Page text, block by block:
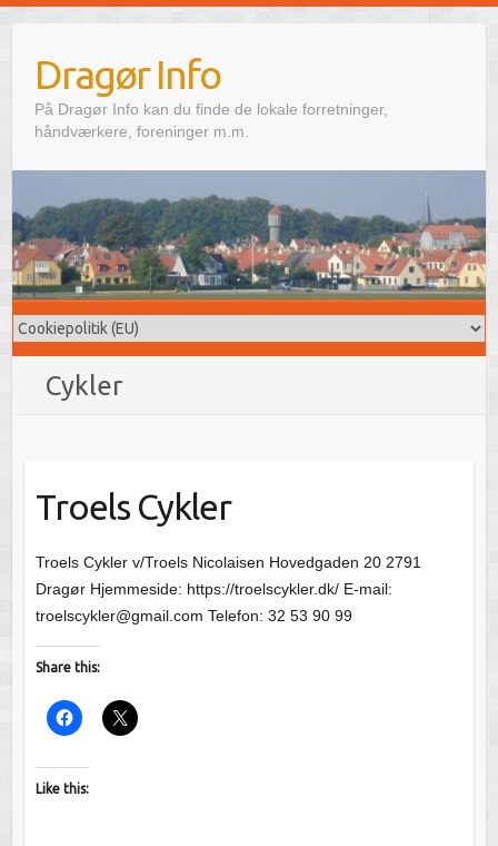
Dragør Info
På Dragør Info kan du finde de lokale forretninger,
håndværkere, foreninger m.m.
Cykler
Troels Cykler
Troels Cykler v/Troels Nicolaisen Hovedgaden 20 2791
Dragør Hjemmeside: https://troelscykler.dk/ E-mail:
troelscykler@gmail.com Telefon: 32 53 90 99
Share this:
Like this: